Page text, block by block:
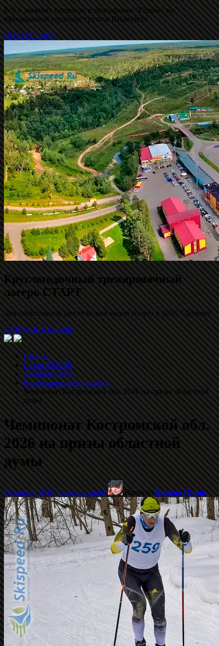
Всё о лыжных ботинках и экипировке "Спайн" на
официальной странице группы ВКонтакте
ИНТЕРЕСНО?
Круглогодичный тренировочный
лагерь СТАРТ
Для спортсменов циклических видов спорта в ЦЛС "Дёмино"
БУДЕМ ЗНАКОМЫ!
Главная
Сезон 2025-26
Лыжные гонки
Календари соревнований
Чемпионат Костромской обл. 2026 на призы областной
думы
Чемпионат Костромской обл.
2026 на призы областной
думы
15 января 2026 1 комментарий НаписалКопков Юрий